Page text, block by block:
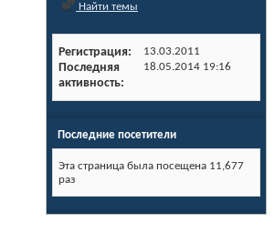
Найти темы
Регистрация 13.03.2011
Последняя
активность
18.05.2014 19:16
Последние посетители
Эта страница была посещена 11,677
раз